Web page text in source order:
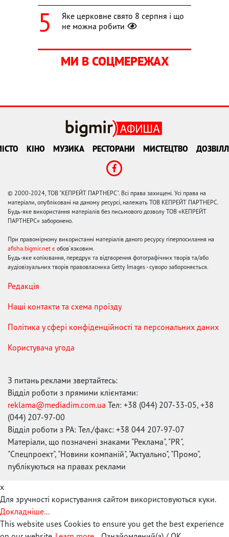
Яке церковне свято 8 серпня і що
не можна робити
МИ В СОЦМЕРЕЖАХ
КІНО МУЗИКА РЕСТОРАНИ МИСТЕЦТВО
© 2000-2024, ТОВ "КЕПРЕЙТ ПАРТНЕРС". Всі права захищені. Усі права на
матеріали, опубліковані на даному ресурсі, належать ТОВ КЕПРЕЙТ ПАРТНЕРС.
Будь-яке використання матеріалів без письмового дозволу ТОВ «КЕПРЕЙТ
ПАРТНЕРС» заборонено.
При правомірному використанні матеріалів даного ресурсу гіперпосилання на
afisha.bigmir.net є обов'язковим.
Будь-яке копіювання, передрук та відтворення фотографічних творів та/або
аудіовізуальних творів правовласника Getty Images - суворо забороняється.
Редакція
Наші контакти та схема проїзду
Політика у сфері конфіденційності та персональних даних
Користувача угода
З питань реклами звертайтесь:
Відділ роботи з прямими клієнтами:
reklama@mediadim.com.ua Тел: +38 (044) 207-33-05, +38
(044) 207-97-00
Відділ роботи з РА: Тел./факс: +38 044 207-97-07
Матеріали, що позначені знаками "Реклама", "PR",
"Спецпроект", "Новини компаній", "Актуально", "Промо",
публікуються на правах реклами
x
Для зручності користування сайтом використовуються куки.
Докладніше...
This website uses Cookies to ensure you get the best experience